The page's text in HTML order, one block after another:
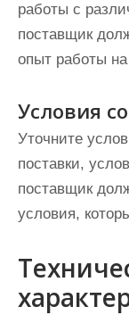
работы с
поставщик
опыт работы
Условия
Уточните
поставки,
поставщик
условия,